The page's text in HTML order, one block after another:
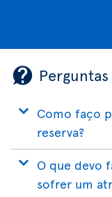
Como faço
reserva?
O que devo
sofrer um